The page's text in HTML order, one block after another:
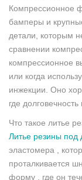
Компрессионное
бамперы и
детали, которым
сравнении
компрессионное
или когда
инжекции. Оно
где
Что такое литье
Литье резины под
эластомера ,
проталкивается
форму , где он